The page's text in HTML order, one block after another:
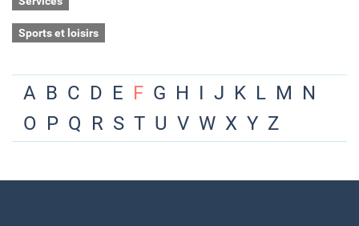
Sports et loisirs
A B C D E F G H I J K L M N
O P Q R S T U V W X Y Z